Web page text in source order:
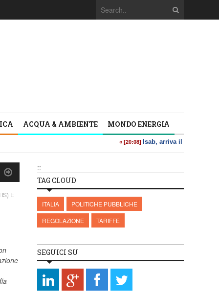
ACQUA & AMBIENTE MONDO ENERGIA
::
E
TAG CLOUD
ITALIA
POLITICHE PUBBLICHE
REGOLAZIONE
TARIFFE
SEGUICI SU